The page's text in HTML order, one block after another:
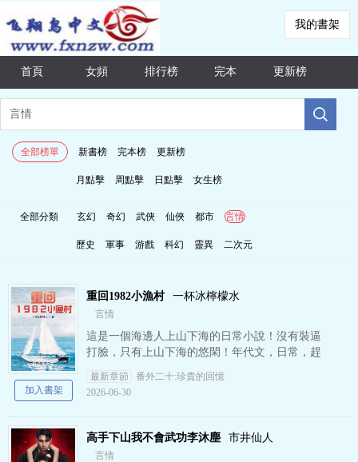
我的書架
首頁 女頻 排行榜 完本 更新榜
全部榜單 新書榜 完本榜 更新榜
月點擊 周點擊 日點擊 女生榜
全部分類 玄幻 奇幻 武俠 仙俠 都市 言情
歷史 軍事 游戲 科幻 靈異 二次元
重回1982小漁村 一杯冰檸檬水
言情
這是一個海邊人上山下海的日常小說！沒有裝逼
打臉，只有上山下海的悠閑！年代文，日常，趕
海，種田，養娃，家長里短，不喜勿入，勿噴！
葉耀東只是睡不著覺，想著…
最新章節
番外二十:珍貴的回憶
2026-06-30
加入書架
高手下山我不會武功李沐塵 市井仙人
言情